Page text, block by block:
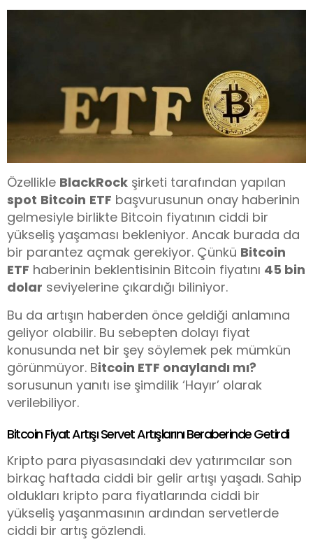
Özellikle BlackRock şirketi tarafından yapılan
spot Bitcoin ETF başvurusunun onay haberinin
gelmesiyle birlikte Bitcoin fiyatının ciddi bir
yükseliş yaşaması bekleniyor. Ancak burada da
bir parantez açmak gerekiyor. Çünkü Bitcoin
ETF haberinin beklentisinin Bitcoin fiyatını 45 bin
dolar seviyelerine çıkardığı biliniyor.
Bu da artışın haberden önce geldiği anlamına
geliyor olabilir. Bu sebepten dolayı fiyat
konusunda net bir şey söylemek pek mümkün
görünmüyor. Bitcoin ETF onaylandı mı?
sorusunun yanıtı ise şimdilik ‘Hayır’ olarak
verilebiliyor.
Bitcoin Fiyat Artışı Servet Artışlarını Beraberinde Getirdi
Kripto para piyasasındaki dev yatırımcılar son
birkaç haftada ciddi bir gelir artışı yaşadı. Sahip
oldukları kripto para fiyatlarında ciddi bir
yükseliş yaşanmasının ardından servetlerde
ciddi bir artış gözlendi.